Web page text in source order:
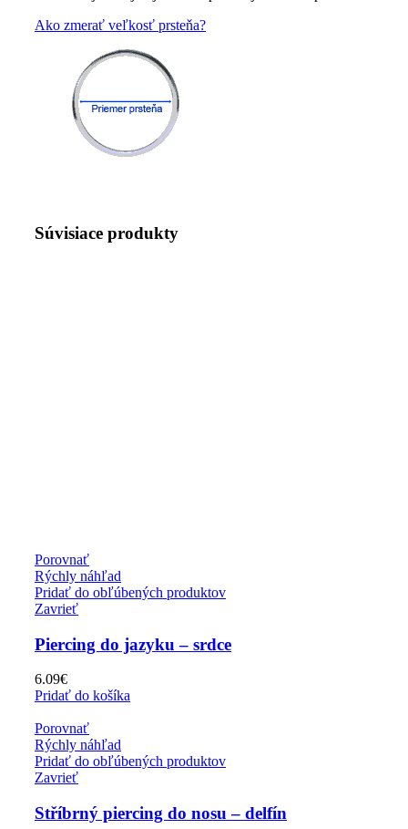
Ako zmerať veľkosť prsteňa?
Súvisiace produkty
Porovnať
Rýchly náhľad
Pridať do obľúbených produktov
Zavrieť
Piercing do jazyku – srdce
6.09€
Pridať do košíka
Porovnať
Rýchly náhľad
Pridať do obľúbených produktov
Zavrieť
Stříbrný piercing do nosu – delfín